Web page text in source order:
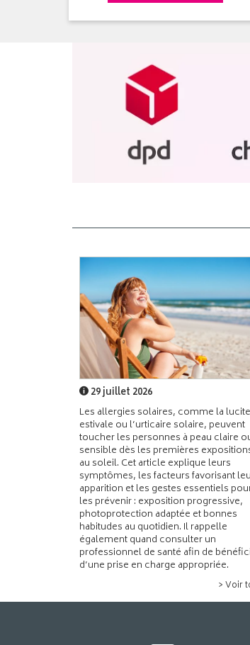
29 juillet 2026
Les allergies solaires, comme la lucite
estivale ou l’urticaire solaire, peuvent
toucher les personnes à peau claire
sensible dès les premières
au soleil. Cet article explique leurs
symptômes, les facteurs favorisant
apparition et les gestes essentiels
les prévenir : exposition progressive,
photoprotection adaptée et bonnes
habitudes au quotidien. Il rappelle
également quand consulter un
professionnel de santé afin de
d’une prise en charge appropriée.
> Voir